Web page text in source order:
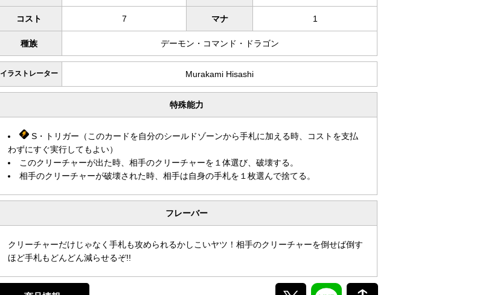
コスト 7 マナ 1
種族 デーモン・コマンド・ドラゴン
イラストレーター Murakami Hisashi
特殊能力
S・トリガー（このカードを自分のシールドゾーンから手札に加える時、コストを支払
わずにすぐ実行してもよい）
このクリーチャーが出た時、相手のクリーチャーを１体選び、破壊する。
相手のクリーチャーが破壊された時、相手は自身の手札を１枚選んで捨てる。
フレーバー
クリーチャーだけじゃなく手札も攻められるかしこいヤツ！相手のクリーチャーを倒せば倒す
ほど手札もどんどん減らせるぞ!!